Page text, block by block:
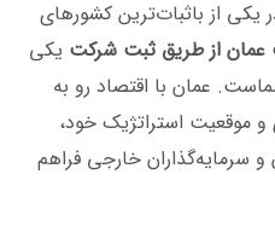
از باثبات‌ترین کشورهای
عمان از طریق ثبت شرکت یکی
عمان با اقتصاد رو به
و موقعیت استراتژیک خود،
و سرمایه‌گذاران خارجی فراهم